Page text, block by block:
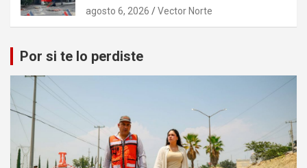
agosto 6, 2026 Vector Norte
Por si te lo perdiste